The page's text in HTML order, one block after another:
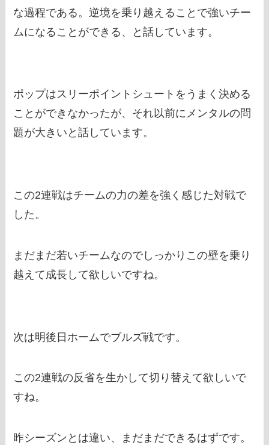
な過程である。逆境を乗り越えることで強いチー
ムになることができる、と話しています。
ポップはスリーポイントシュートをうまく決める
ことができなかったが、それ以前にメンタルの問
題が大きいと話しています。
この2連戦はチームの力の差を強く感じた対戦で
した。
まだまだ若いチームなのでしっかりこの壁を乗り
越えて成長して欲しいですね。
次は明後日ホームでブルズ戦です。
この2連戦の反省を生かして切り替えて欲しいで
すね。
昨シーズンとは違い、まだまだできるはずです。